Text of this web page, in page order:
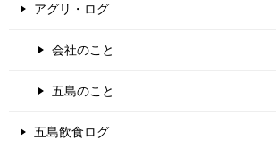
アグリ・ログ
会社のこと
五島のこと
五島飲食ログ